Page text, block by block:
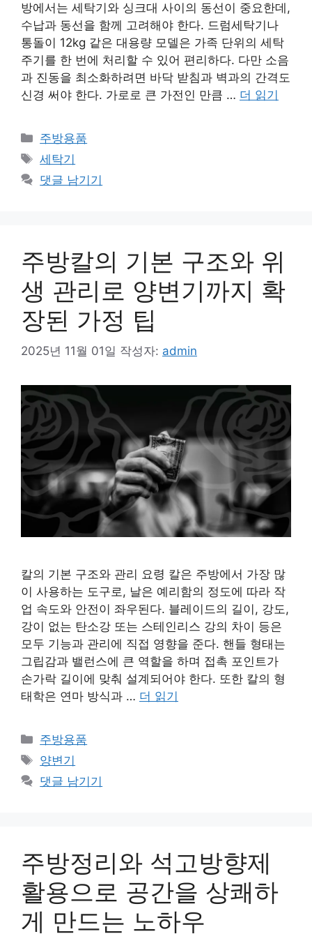
방에서는 세탁기와 싱크대 사이의 동선이 중요한데,
수납과 동선을 함께 고려해야 한다. 드럼세탁기나
통돌이 12kg 같은 대용량 모델은 가족 단위의 세탁
주기를 한 번에 처리할 수 있어 편리하다. 다만 소음
과 진동을 최소화하려면 바닥 받침과 벽과의 간격도
신경 써야 한다. 가로로 큰 가전인 만큼 … 더 읽기
카
테
리
주방용품
태
그
세탁기
댓글 남기기
주방칼의 기본 구조와 위
생 관리로 양변기까지 확
장된 가정 팁
2025년 11월 01일 작성자: admin
칼의 기본 구조와 관리 요령 칼은 주방에서 가장 많
이 사용하는 도구로, 날은 예리함의 정도에 따라 작
업 속도와 안전이 좌우된다. 블레이드의 길이, 강도,
강이 없는 탄소강 또는 스테인리스 강의 차이 등은
모두 기능과 관리에 직접 영향을 준다. 핸들 형태는
그립감과 밸런스에 큰 역할을 하며 접촉 포인트가
손가락 길이에 맞춰 설계되어야 한다. 또한 칼의 형
태학은 연마 방식과 … 더 읽기
카
테
리
주방용품
태
그
양변기
댓글 남기기
주방정리와 석고방향제
활용으로 공간을 상쾌하
게 만드는 노하우